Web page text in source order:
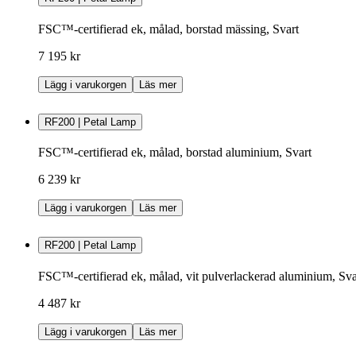
FSC™-certifierad ek, målad, borstad mässing, Svart
7 195 kr
Lägg i varukorgen Läs mer
RF200 | Petal Lamp
FSC™-certifierad ek, målad, borstad aluminium, Svart
6 239 kr
Lägg i varukorgen Läs mer
RF200 | Petal Lamp
FSC™-certifierad ek, målad, vit pulverlackerad aluminium,
4 487 kr
Lägg i varukorgen Läs mer